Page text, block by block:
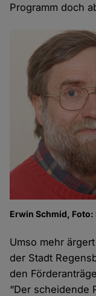
Programm doch
Erwin Schmid, Foto:
Umso mehr
der Stadt
den
“Der scheidende